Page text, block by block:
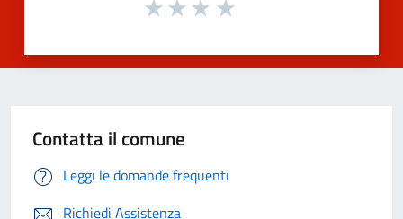
Contatta il comune
Leggi le domande frequenti
Richiedi Assistenza